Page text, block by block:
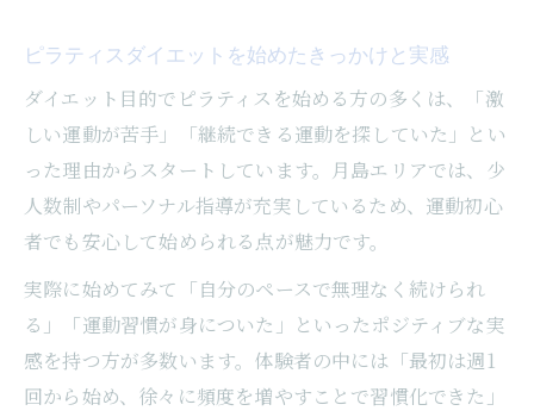
ト習慣
ピラティスダイエットで挫折しないための
工夫
体験談から分かるピラティスダイエット成
功例
ピラティスとジムの違いを体験談で比較
ピラティスダイエットとジムの違いを体験
から解説
ジムよりピラティスダイエットが向いてい
る人とは
ピラティスダイエットを始めたきっかけと実感
ダイエット目的でピラティスを始める方の多くは、「激
しい運動が苦手」「継続できる運動を探していた」とい
った理由からスタートしています。月島エリアでは、少
人数制やパーソナル指導が充実しているため、運動初心
者でも安心して始められる点が魅力です。
実際に始めてみて「自分のペースで無理なく続けられ
る」「運動習慣が身についた」といったポジティブな実
感を持つ方が多数います。体験者の中には「最初は週1
回から始め、徐々に頻度を増やすことで習慣化できた」